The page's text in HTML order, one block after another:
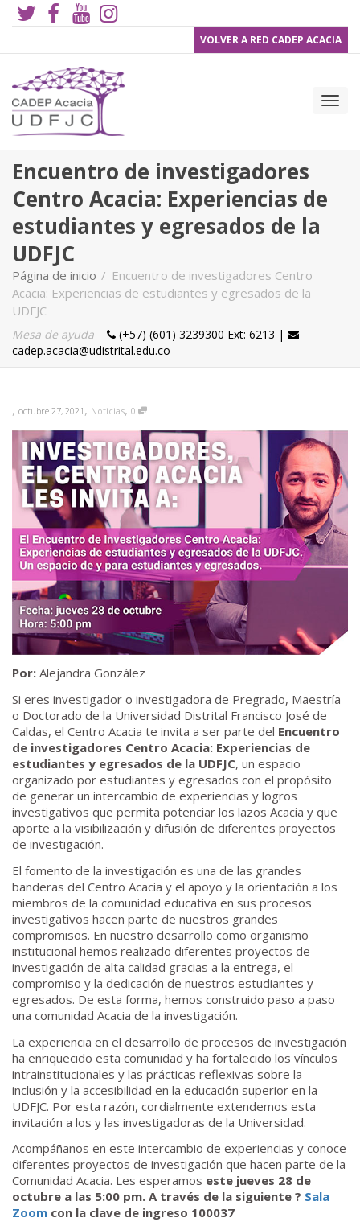
VOLVER A RED CADEP ACACIA
Encuentro de investigadores
Centro Acacia: Experiencias de
estudiantes y egresados de la
UDFJC
Página de inicio
Encuentro de investigadores Centro
Acacia: Experiencias de estudiantes y egresados de la
UDFJC
Mesa de ayuda Teléfono
(+57) (601) 3239300 Ext: 6213 | Email
cadep.acacia@udistrital.edu.co
, octubre 27, 2021 , Noticias, 0
Por: Alejandra González
Si eres investigador o investigadora de Pregrado, Maestría
o Doctorado de la Universidad Distrital Francisco José de
Caldas, el Centro Acacia te invita a ser parte del Encuentro
de investigadores Centro Acacia: Experiencias de
estudiantes y egresados de la UDFJC, un espacio
organizado por estudiantes y egresados con el propósito
de generar un intercambio de experiencias y logros
investigativos que permita potenciar los lazos Acacia y que
aporte a la visibilización y difusión de diferentes proyectos
de investigación.
El fomento de la investigación es una de las grandes
banderas del Centro Acacia y el apoyo y la orientación a los
miembros de la comunidad educativa en sus procesos
investigativos hacen parte de nuestros grandes
compromisos. En nuestro desarrollo como organismo
institucional hemos realizado diferentes proyectos de
investigación de alta calidad gracias a la entrega, el
compromiso y la dedicación de nuestros estudiantes y
egresados. De esta forma, hemos construido paso a paso
una comunidad Acacia de la investigación.
La experiencia en el desarrollo de procesos de investigación
ha enriquecido esta comunidad y ha fortalecido los vínculos
intrainstitucionales y las prácticas reflexivas sobre la
inclusión y la accesibilidad en la educación superior en la
UDFJC. Por esta razón, cordialmente extendemos esta
invitación a los y las investigadoras de la Universidad.
Acompáñanos en este intercambio de experiencias y conoce
diferentes proyectos de investigación que hacen parte de la
Comunidad Acacia. Les esperamos este jueves 28 de
octubre a las 5:00 pm. A través de la siguiente ? Sala
Zoom con la clave de ingreso 100037